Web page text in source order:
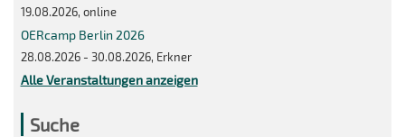
19.08.2026, online
OERcamp Berlin 2026
28.08.2026 - 30.08.2026, Erkner
Alle Veranstaltungen anzeigen
Suche